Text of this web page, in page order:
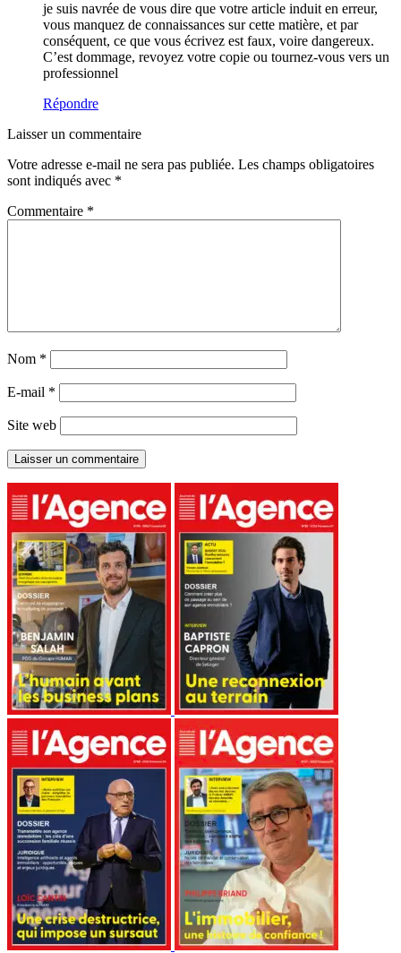
je suis navrée de vous dire que votre article induit en erreur,
vous manquez de connaissances sur cette matière, et par
conséquent, ce que vous écrivez est faux, voire dangereux.
C’est dommage, revoyez votre copie ou tournez-vous vers un
professionnel
Répondre
Laisser un commentaire
Votre adresse e-mail ne sera pas publiée. Les champs obligatoires
sont indiqués avec *
Commentaire *
Nom *
E-mail *
Site web